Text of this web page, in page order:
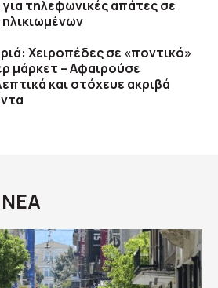
τηλεφωνικές απάτες σε
Χειροπέδες σε «ποντικό»
μάρκετ – Αφαιρούσε
και στόχευε ακριβά